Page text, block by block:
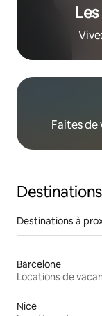
Faites de
Destinations à
Barcelone
Locations de
Nice